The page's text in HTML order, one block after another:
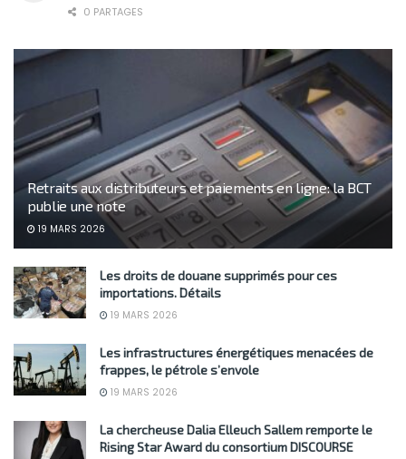
0 PARTAGES
Retraits aux distributeurs et paiements en ligne: la BCT
publie une note
19 MARS 2026
Les droits de douane supprimés pour ces
importations. Détails
19 MARS 2026
Les infrastructures énergétiques menacées de
frappes, le pétrole s’envole
19 MARS 2026
La chercheuse Dalia Elleuch Sallem remporte le
Rising Star Award du consortium DISCOURSE